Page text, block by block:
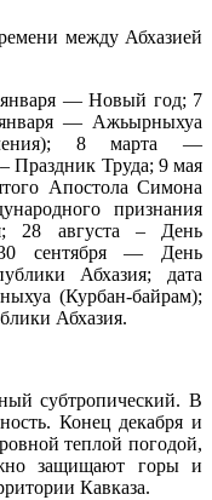
между Абхазией
— Новый год; 7
— Ажьырныхуа
8 марта —
Праздник Труда; 9 мая
Апостола Симона
признания
28 августа – День
30 сентября — День
Абхазия; дата
(Курбан-байрам);
Абхазия.
субтропический. В
Конец декабря и
теплой погодой,
защищают горы и
Кавказа.